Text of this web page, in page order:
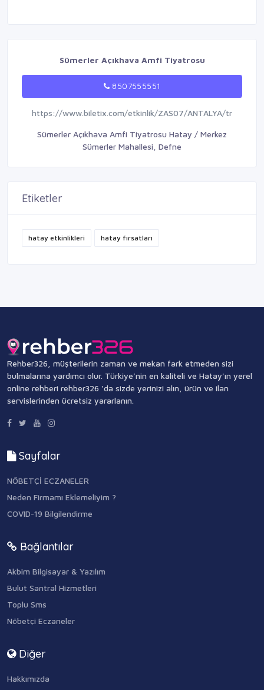
Sümerler Açıkhava Amfi Tiyatrosu
8507555551
https://www.biletix.com/etkinlik/ZAS07/ANTALYA/tr
Sümerler Açıkhava Amfi Tiyatrosu Hatay / Merkez
Sümerler Mahallesi, Defne
Etiketler
hatay etkinlikleri hatay fırsatları
Rehber326, müşterilerin zaman ve mekan fark etmeden sizi
bulmalarına yardımcı olur. Türkiye’nin en kaliteli ve Hatay'ın yerel
online rehberi rehber326 ‘da sizde yerinizi alın, ürün ve ilan
servislerinden ücretsiz yararlanın.
Sayfalar
NÖBETÇİ ECZANELER
Neden Firmamı Eklemeliyim ?
COVID-19 Bilgilendirme
Bağlantılar
Akbim Bilgisayar & Yazılım
Bulut Santral Hizmetleri
Toplu Sms
Nöbetçi Eczaneler
Diğer
Hakkımızda